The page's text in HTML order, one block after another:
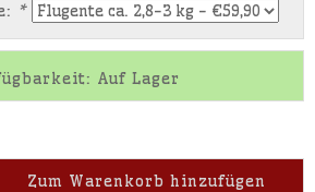
*
Auf Lager
Zum Warenkorb hinzufügen